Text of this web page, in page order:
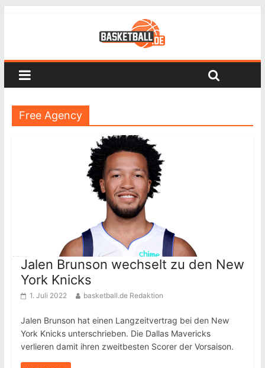
Free Agency
Jalen Brunson wechselt zu den New
York Knicks
1. Juli 2022 basketball.de Redaktion
Jalen Brunson hat einen Langzeitvertrag bei den New
York Knicks unterschrieben. Die Dallas Mavericks
verlieren damit ihren zweitbesten Scorer der Vorsaison.